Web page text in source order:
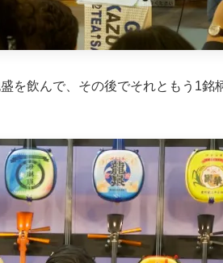
を飲んで、その後でそれともう1銘